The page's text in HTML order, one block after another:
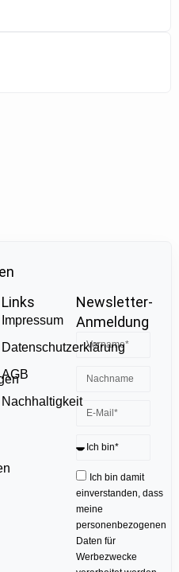
Links
Impressum
Datenschutzerklärung
AGB
Nachhaltigkeit
Newsletter-
Anmeldung
Ich bin damit
einverstanden, dass
meine
personenbezogenen
Daten für
Werbezwecke